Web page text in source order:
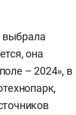
выбрала
она
– 2024», в